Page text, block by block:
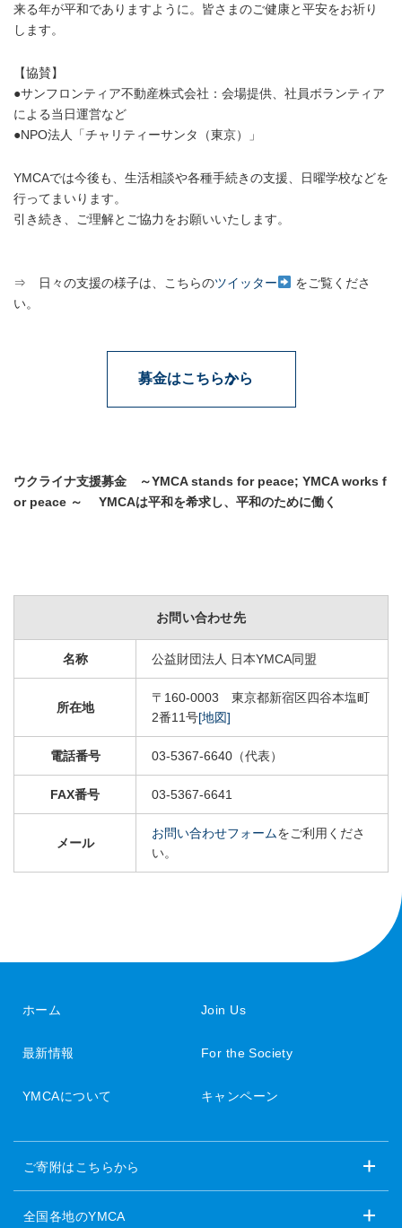
来る年が平和でありますように。皆さまのご健康と平安をお祈り
します。
【協賛】
●サンフロンティア不動産株式会社：会場提供、社員ボランティア
による当日運営など
●NPO法人「チャリティーサンタ（東京）」
YMCAでは今後も、生活相談や各種手続きの支援、日曜学校などを
行ってまいります。
引き続き、ご理解とご協力をお願いいたします。
⇒ 日々の支援の様子は、こちらのツイッター
をご覧くださ
い。
募金はこちらから
ウクライナ支援募金 ～YMCA stands for peace; YMCA works f
or peace ～ YMCAは平和を希求し、平和のために働く
お問い合わせ先
名称 公益財団法人 日本YMCA同盟
所在地
〒160-0003 東京都新宿区四谷本塩町
2番11号[地図]
電話番号 03-5367-6640（代表）
FAX番号 03-5367-6641
メール
お問い合わせフォームをご利用くださ
い。
ホーム
最新情報
YMCAについて
Join Us
For the Society
キャンペーン
ご寄附はこちらから
全国各地のYMCA